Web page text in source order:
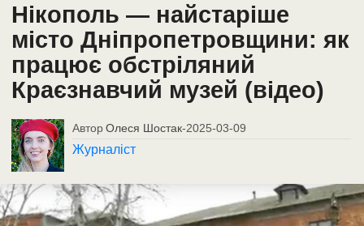
Нікополь — найстаріше
місто Дніпропетровщини: як
працює обстріляний
Краєзнавчий музей (відео)
Автор Олеся Шостак-2025-03-09
Журналіст